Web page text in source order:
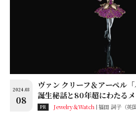
2024.03
08
ヴァン クリーフ＆アーペル「
誕生秘話と80年超にわたる
PR Jewelry＆Watch 福田 詞子（英